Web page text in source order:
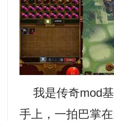
我是传奇mod基
手上，一拍巴掌